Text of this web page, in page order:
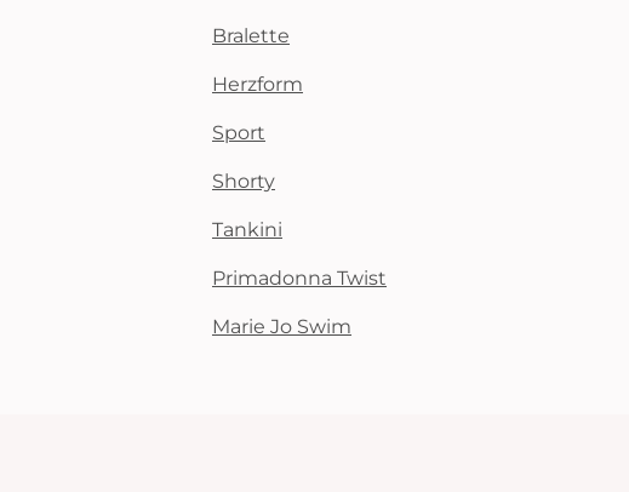
Bralette
Herzform
Sport
Shorty
Tankini
Primadonna Twist
Marie Jo Swim